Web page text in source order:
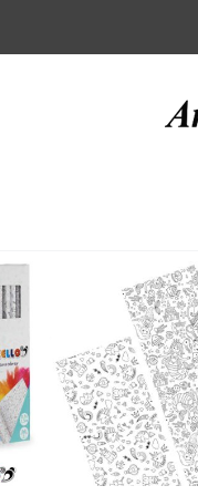
/ DETALLES